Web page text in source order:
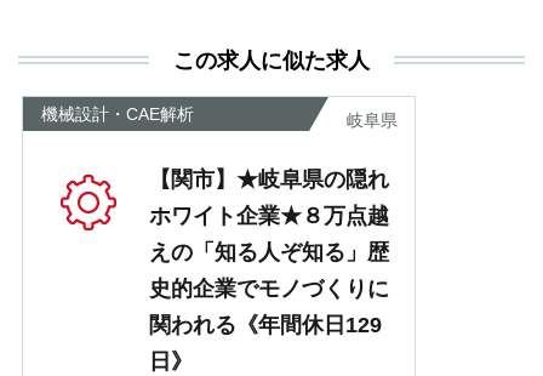
が
この求人に似た求人
機械設計・CAE解析 岐阜県
【関市】★岐阜県の隠れ
ホワイト企業★８万点越
えの「知る人ぞ知る」歴
史的企業でモノづくりに
関われる《年間休日129
日》